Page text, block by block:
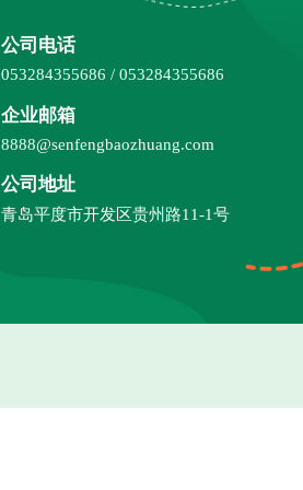
公司电话
053284355686 / 053284355686
企业邮箱
8888@senfengbaozhuang.com
公司地址
青岛平度市开发区贵州路11-1号